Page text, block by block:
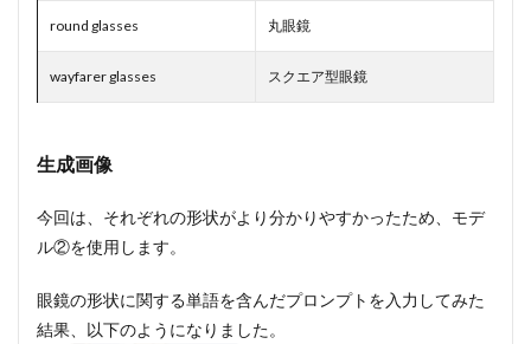
round glasses 丸眼鏡
wayfarer glasses スクエア型眼鏡
生成画像
今回は、それぞれの形状がより分かりやすかったため、モデ
ル②を使用します。
眼鏡の形状に関する単語を含んだプロンプトを入力してみた
結果、以下のようになりました。